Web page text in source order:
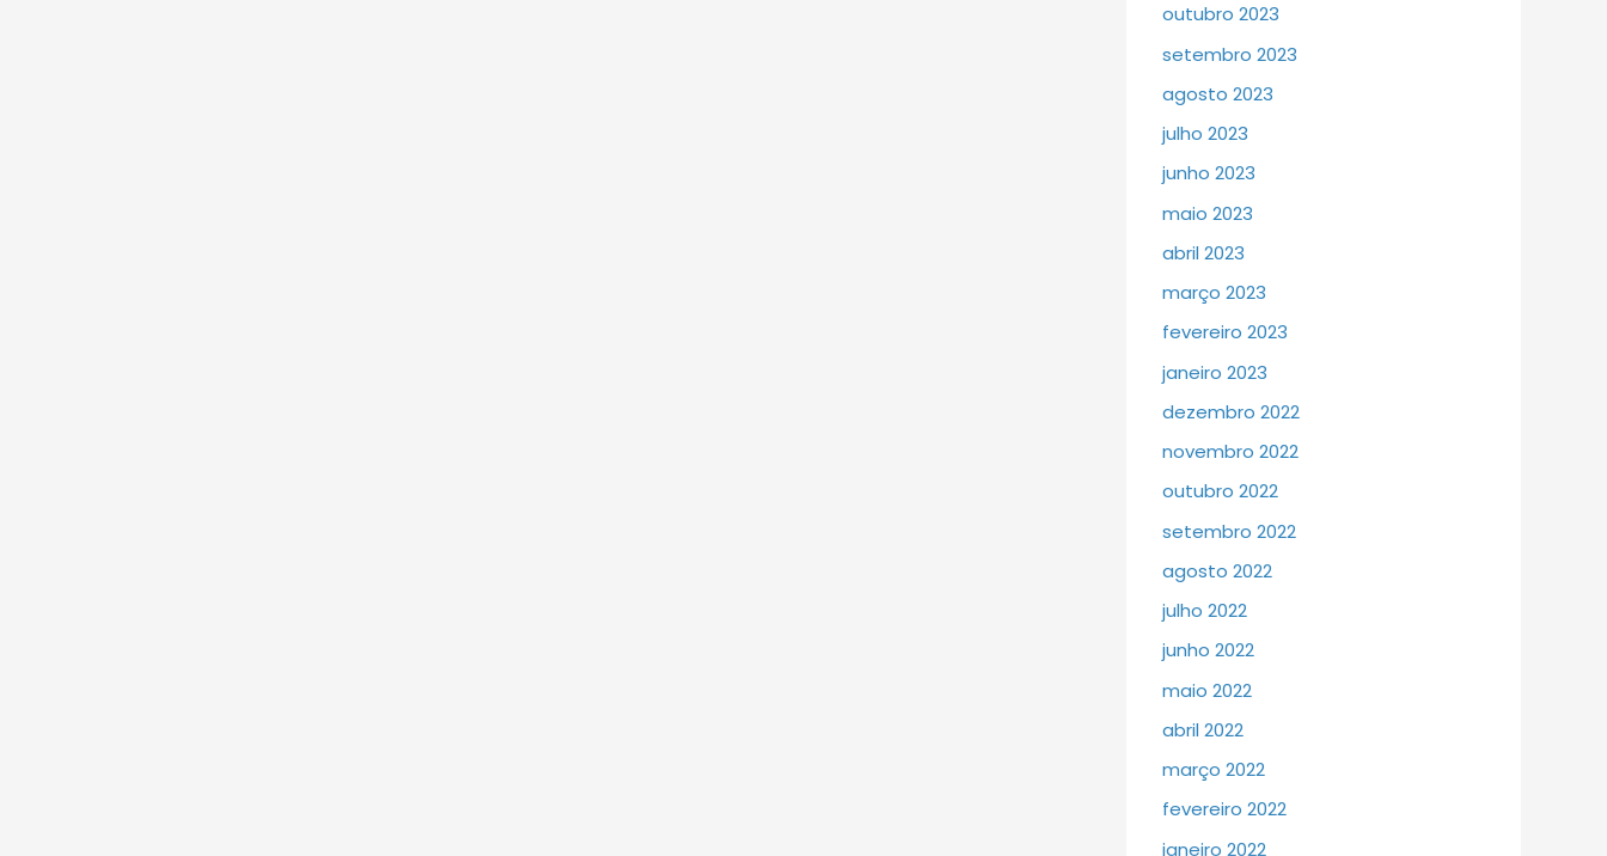
outubro 2023
setembro 2023
agosto 2023
julho 2023
junho 2023
maio 2023
abril 2023
março 2023
fevereiro 2023
janeiro 2023
dezembro 2022
novembro 2022
outubro 2022
setembro 2022
agosto 2022
julho 2022
junho 2022
maio 2022
abril 2022
março 2022
fevereiro 2022
janeiro 2022